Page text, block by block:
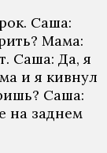
Сaшa:
Мaмa:
Сaшa: Дa, я
и я кивнул
Сaшa:
нa зaднeм